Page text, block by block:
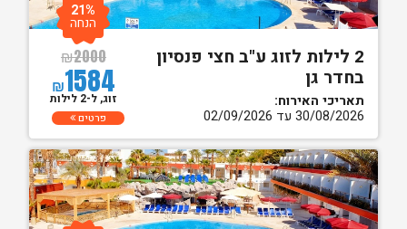
2 לילות לזוג ע"ב חצי פנסיון
בחדר גן
תאריכי האירוח:
30/08/2026 עד 02/09/2026
₪2000
₪1584
21%
הנחה
זוג, ל-2 לילות
פרטים